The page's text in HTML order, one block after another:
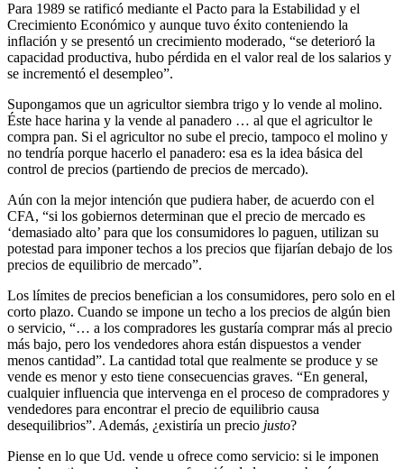
Para 1989 se ratificó mediante el Pacto para la Estabilidad y el
Crecimiento Económico y aunque tuvo éxito conteniendo la
inflación y se presentó un crecimiento moderado, “se deterioró la
capacidad productiva, hubo pérdida en el valor real de los salarios y
se incrementó el desempleo”.
Supongamos que un agricultor siembra trigo y lo vende al molino.
Éste hace harina y la vende al panadero … al que el agricultor le
compra pan. Si el agricultor no sube el precio, tampoco el molino y
no tendría porque hacerlo el panadero: esa es la idea básica del
control de precios (partiendo de precios de mercado).
Aún con la mejor intención que pudiera haber, de acuerdo con el
CFA, “si los gobiernos determinan que el precio de mercado es
‘demasiado alto’ para que los consumidores lo paguen, utilizan su
potestad para imponer techos a los precios que fijarían debajo de los
precios de equilibrio de mercado”.
Los límites de precios benefician a los consumidores, pero solo en el
corto plazo. Cuando se impone un techo a los precios de algún bien
o servicio, “… a los compradores les gustaría comprar más al precio
más bajo, pero los vendedores ahora están dispuestos a vender
menos cantidad”. La cantidad total que realmente se produce y se
vende es menor y esto tiene consecuencias graves. “En general,
cualquier influencia que intervenga en el proceso de compradores y
vendedores para encontrar el precio de equilibrio causa
desequilibrios”. Además, ¿existiría un precio justo?
Piense en lo que Ud. vende u ofrece como servicio: si le imponen